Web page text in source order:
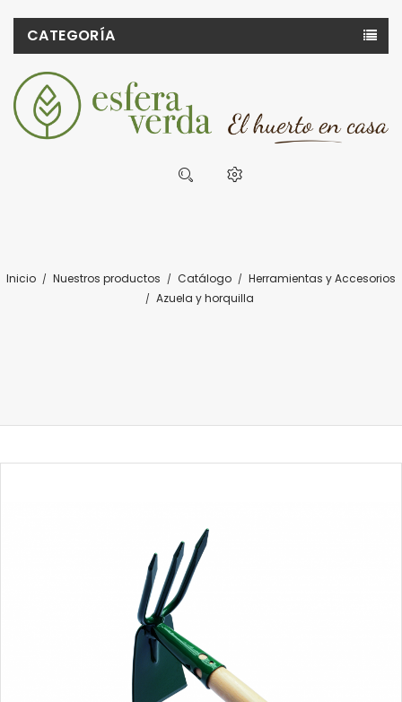
CATEGORÍA
Inicio Nuestros productos Catálogo
Herramientas y Accesorios
Azuela y horquilla